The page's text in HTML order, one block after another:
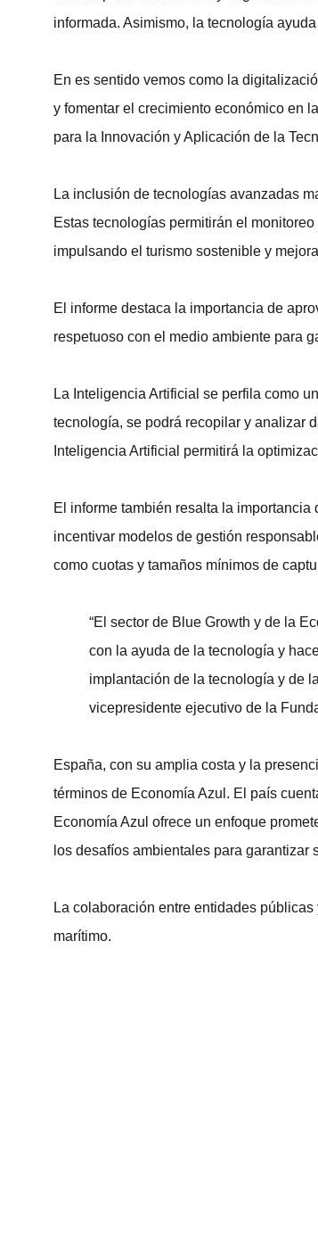
informada. Asimismo, la tecnología
En es sentido vemos como la
y fomentar el crecimiento económico en
para la Innovación y Aplicación de la
La inclusión de tecnologías avanzadas
Estas tecnologías permitirán el
impulsando el turismo sostenible y
El informe destaca la importancia de
respetuoso con el medio ambiente para
La Inteligencia Artificial se perfila como
tecnología, se podrá recopilar y analizar
Inteligencia Artificial permitirá la
El informe también resalta la
incentivar modelos de gestión
como cuotas y tamaños mínimos de
“El sector de Blue Growth y de la
con la ayuda de la tecnología y
implantación de la tecnología y de
vicepresidente ejecutivo de la
España, con su amplia costa y la
términos de Economía Azul. El país
Economía Azul ofrece un enfoque
los desafíos ambientales para garantizar
La colaboración entre entidades
marítimo.